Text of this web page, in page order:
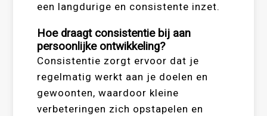
een langdurige en consistente inzet.
Hoe draagt consistentie bij aan
persoonlijke ontwikkeling?
Consistentie zorgt ervoor dat je
regelmatig werkt aan je doelen en
gewoonten, waardoor kleine
verbeteringen zich opstapelen en